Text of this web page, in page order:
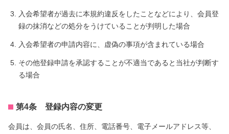
入会希望者が過去に本規約違反をしたことなどにより、会員登
録の抹消などの処分をうけていることが判明した場合
入会希望者の申請内容に、虚偽の事項が含まれている場合
その他登録申請を承認することが不適当であると当社が判断す
る場合
第4条 登録内容の変更
会員は、会員の氏名、住所、電話番号、電子メールアドレス等、